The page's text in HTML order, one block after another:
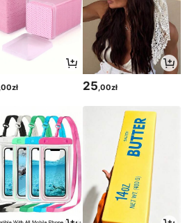
,00zł 25 ,00zł